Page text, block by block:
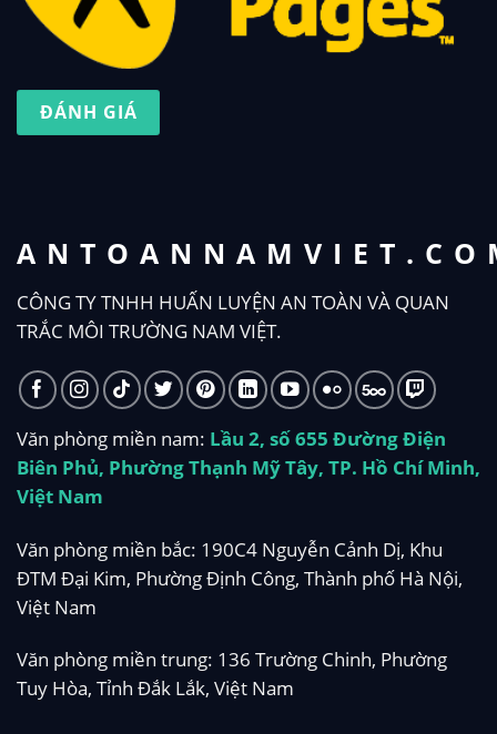
CÔNG TY TNHH HUẤN LUYỆN AN TOÀN VÀ QUAN
TRẮC MÔI TRƯỜNG NAM VIỆT.
Văn phòng miền nam: Lầu 2, số 655 Đường Điện
Biên Phủ, Phường Thạnh Mỹ Tây, TP. Hồ Chí Minh,
Việt Nam
Văn phòng miền bắc: 190C4 Nguyễn Cảnh Dị, Khu
ĐTM Đại Kim, Phường Định Công, Thành phố Hà Nội,
Việt Nam
Văn phòng miền trung: 136 Trường Chinh, Phường
Tuy Hòa, Tỉnh Đắk Lắk, Việt Nam
ĐÁNH GIÁ